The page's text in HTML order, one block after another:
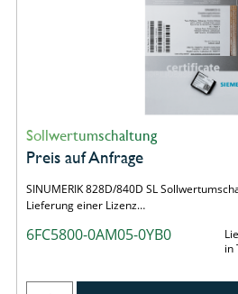
Sollwertumschaltung
Preis auf Anfrage
SINUMERIK 828D/840D SL
Lieferung einer Lizenz…
6FC5800-0AM05-0YB0
in